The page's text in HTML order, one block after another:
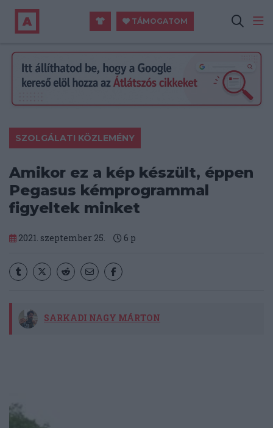
TÁMOGATOM
SZOLGÁLATI KÖZLEMÉNY
Amikor ez a kép készült, éppen
Pegasus kémprogrammal
figyeltek minket
2021. szeptember 25. 6 p
SARKADI NAGY MÁRTON